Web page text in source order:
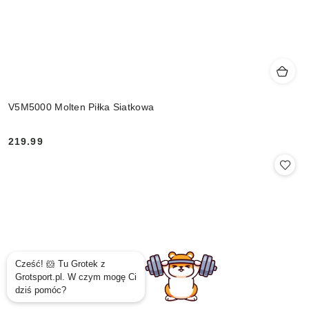
V5M5000 Molten Piłka Siatkowa
Cena:
219.99